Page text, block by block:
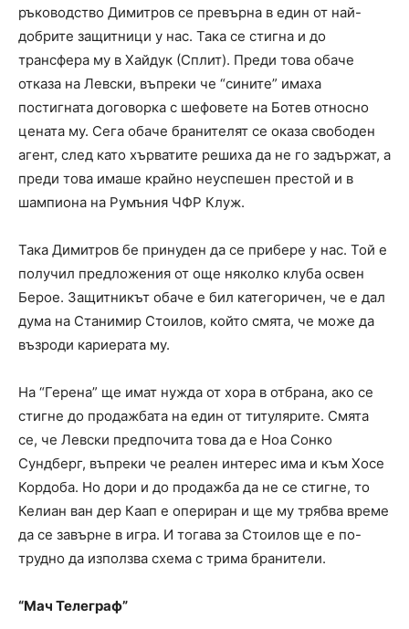
ръководство Димитров се превърна в един от най-
добрите защитници у нас. Така се стигна и до
трансфера му в Хайдук (Сплит). Преди това обаче
отказа на Левски, въпреки че “сините” имаха
постигната договорка с шефовете на Ботев относно
цената му. Сега обаче бранителят се оказа свободен
агент, след като хърватите решиха да не го задържат, а
преди това имаше крайно неуспешен престой и в
шампиона на Румъния ЧФР Клуж.
Така Димитров бе принуден да се прибере у нас. Той е
получил предложения от още няколко клуба освен
Берое. Защитникът обаче е бил категоричен, че е дал
дума на Станимир Стоилов, който смята, че може да
възроди кариерата му.
На “Герена” ще имат нужда от хора в отбрана, ако се
стигне до продажбата на един от титулярите. Смята
се, че Левски предпочита това да е Ноа Сонко
Сундберг, въпреки че реален интерес има и към Хосе
Кордоба. Но дори и до продажба да не се стигне, то
Келиан ван дер Каап е опериран и ще му трябва време
да се завърне в игра. И тогава за Стоилов ще е по-
трудно да използва схема с трима бранители.
“Мач Телеграф”